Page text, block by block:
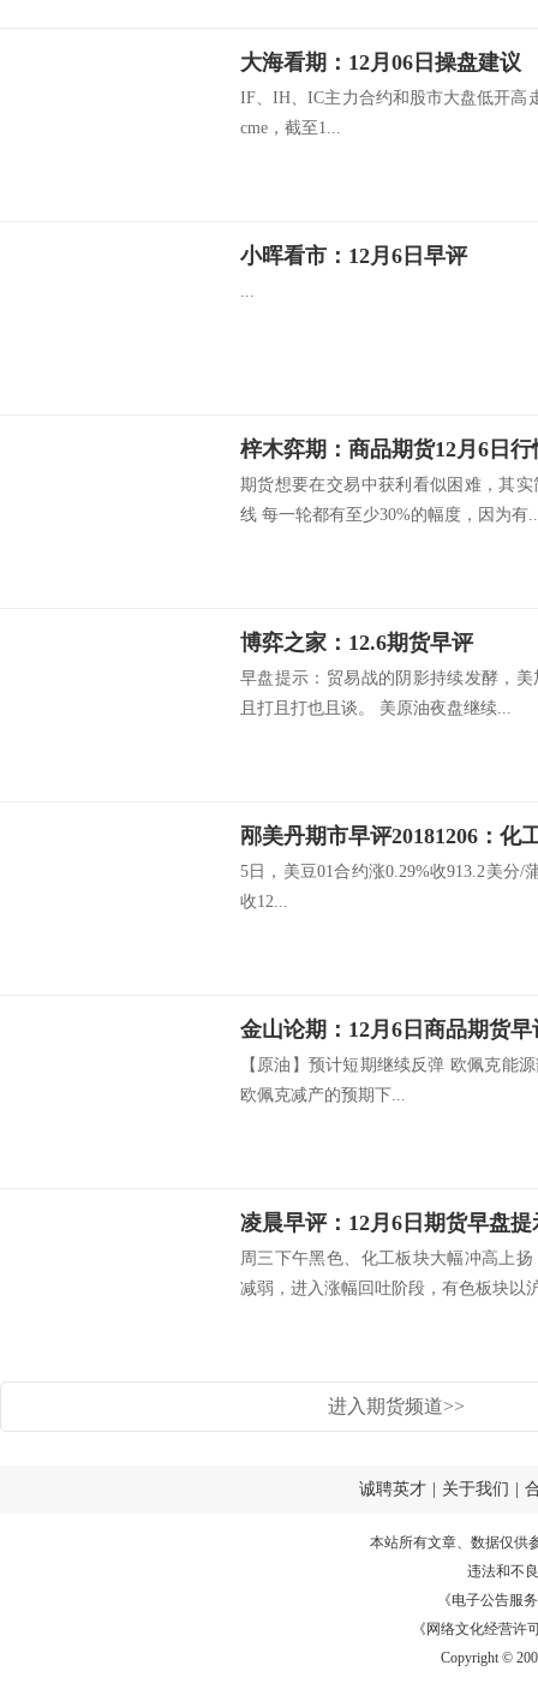
大海看期：12月06日操盘建议
IF、IH、IC主力合约和股市大盘低开高
cme，截至1...
小晖看市：12月6日早评
...
期货想要在交易中获利看似困难，其
线 每一轮都有至少30%的幅度，因为有
博弈之家：12.6期货早评
早盘提示：贸易战的阴影持续发酵，
且打且打也且谈。 美原油夜盘继续...
邴美丹期市早评20181206：化
5日，美豆01合约涨0.29%收913.2美分/
收12...
金山论期：12月6日商品期货早
【原油】预计短期继续反弹 欧佩克能
欧佩克减产的预期下...
凌晨早评：12月6日期货早盘提
周三下午黑色、化工板块大幅冲高上
减弱，进入涨幅回吐阶段，有色板块以
进入期货频道>>
诚聘英才 关于我们
本站所有文章、数据仅供
违法和不
《电子公告服务
《网络文化经营许
Copyright ©